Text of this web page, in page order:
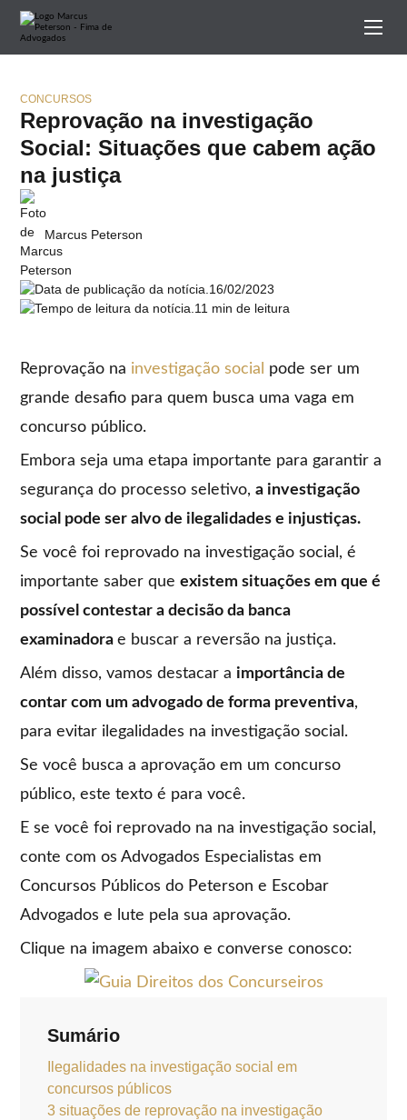
CONCURSOS
Reprovação na investigação
Social: Situações que cabem ação
na justiça
Marcus Peterson
16/02/2023
11 min de leitura
Reprovação na investigação social
pode ser um
grande desafio para quem busca uma vaga em
concurso público.
Embora seja uma etapa importante para garantir a
segurança do processo seletivo,a investigação
social pode ser alvo de ilegalidades e injustiças.
Se você foi reprovado na investigação social, é
importante saber queexistem situações em que é
possível contestar a decisão da banca
examinadorae buscar a reversão na justiça.
Além disso, vamos destacar a importância de
contar com um advogado de forma preventiva,
para evitar ilegalidades na investigação social.
Se você busca a aprovação em um concurso
público, este texto é para você.
E se você foi reprovado na na investigação social,
conte com os Advogados Especialistas em
Concursos Públicos do Peterson e Escobar
Advogados e lute pela sua aprovação.
Clique na imagem abaixo e converse conosco:
Sumário
Ilegalidades na investigação social em
concursos públicos
3 situações de reprovação na investigação